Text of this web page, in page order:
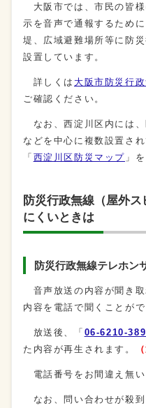
大阪市では、市民の皆
示を音声で通報するため
堤、広域避難場所等に防
設置しています。
詳しくは 大阪市防災行
ご確認ください。
なお、西淀川区内には、
などを中心に複数設置さ
「 西淀川区防災マップ 」
防災行政無線（屋外ス
にくいときは
防災行政無線テレホン
音声放送の内容が聞き
内容を電話で聞くことがで
放送後、「 06-6210-
た内容が再生されます。
電話番号をお間違え無い
なお、問い合わせが殺到